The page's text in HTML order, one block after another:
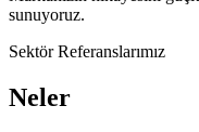
sunuyoruz.
Sektör Referanslarımız
Neler